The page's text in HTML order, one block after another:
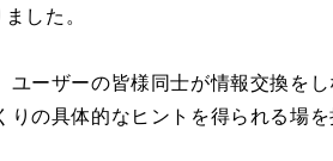
し た。
ユーザーの皆様同士が情報交換をし
りの具体的なヒントを得られる場